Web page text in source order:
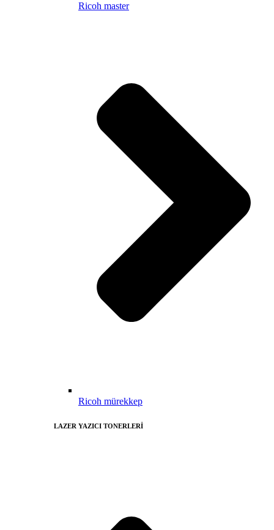
Ricoh master
Ricoh mürekkep
LAZER YAZICI TONERLERİ